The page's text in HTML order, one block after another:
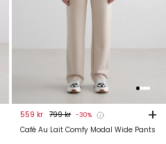
Café Au Lait Comfy Modal Wide Pants
559 kr 799 kr -30% +